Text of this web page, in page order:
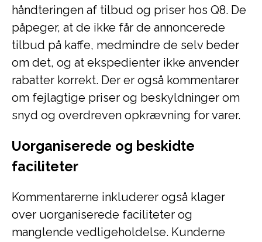
håndteringen af tilbud og priser hos Q8. De
påpeger, at de ikke får de annoncerede
tilbud på kaffe, medmindre de selv beder
om det, og at ekspedienter ikke anvender
rabatter korrekt. Der er også kommentarer
om fejlagtige priser og beskyldninger om
snyd og overdreven opkrævning for varer.
Uorganiserede og beskidte
faciliteter
Kommentarerne inkluderer også klager
over uorganiserede faciliteter og
manglende vedligeholdelse. Kunderne